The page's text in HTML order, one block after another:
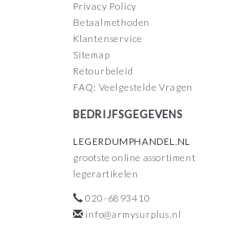
Privacy Policy
Betaalmethoden
Klantenservice
Sitemap
Retourbeleid
FAQ: Veelgestelde Vragen
BEDRIJFSGEGEVENS
LEGERDUMPHANDEL.NL
grootste online assortiment
legerartikelen
020-6893410
info@armysurplus.nl